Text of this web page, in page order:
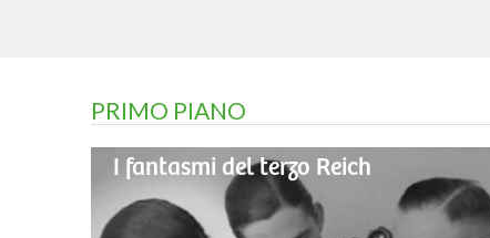
PRIMO PIANO
I fantasmi del terzo Reich